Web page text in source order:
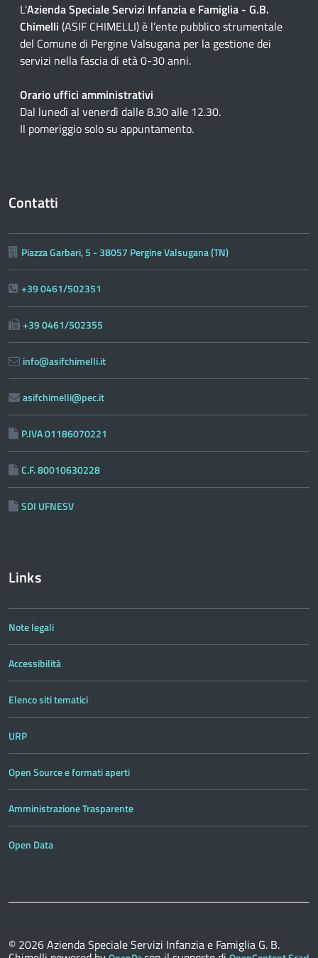
L'Azienda Speciale Servizi Infanzia e Famiglia - G.B.
Chimelli (ASIF CHIMELLI) è l’ente pubblico strumentale
del Comune di Pergine Valsugana per la gestione dei
servizi nella fascia di età 0-30 anni.
Orario uffici amministrativi
Dal lunedì al venerdì dalle 8.30 alle 12.30.
Il pomeriggio solo su appuntamento.
Contatti
Piazza Garbari, 5 - 38057 Pergine Valsugana (TN)
+39 0461/502351
+39 0461/502355
info@asifchimelli.it
asifchimelli@pec.it
P.IVA 01186070221
C.F. 80010630228
SDI UFNESV
Links
Note legali
Accessibilità
Elenco siti tematici
URP
Open Source e formati aperti
Amministrazione Trasparente
Open Data
© 2026Azienda Speciale Servizi Infanzia e Famiglia G. B.